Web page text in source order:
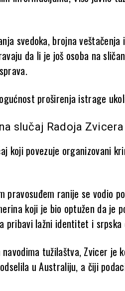
svedoka, brojna
da li je još osoba na
proširenja istrage
slučaj Radoja Zvicera
koji povezuje organizovani
pravosuđem ranije se vodio
koji je bio optužen da je
pribavi lažni identitet i srpska
navodima tužilaštva, Zvicer
u Australiju, a čiji